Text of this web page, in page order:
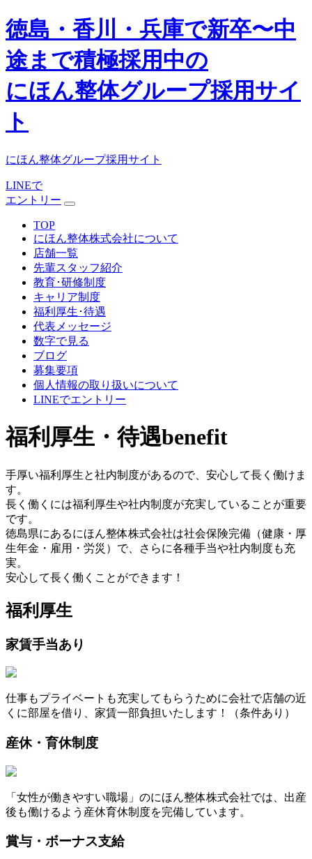
徳島・香川・兵庫で新卒〜中
途まで積極採用中の
にほん整体グループ採用サイ
ト
にほん整体グループ採用サイト
LINEで
エントリー
TOP
にほん整体株式会社について
店舗一覧
先輩スタッフ紹介
教育･研修制度
キャリア制度
福利厚生･待遇
代表メッセージ
数字で見る
ブログ
募集要項
個人情報の取り扱いについて
LINEでエントリー
福利厚生・待遇benefit
手厚い福利厚生と社内制度があるので、安心して長く働けま
す。
長く働くには福利厚生や社内制度が充実していることが重要
です。
徳島県にあるにほん整体株式会社は社会保険完備（健康・厚
生年金・雇用・労災）で、さらに各種手当や社内制度も充
実。
安心して長く働くことができます！
福利厚生
家賃手当あり
仕事もプライベートも充実してもらうために会社で店舗の近
くに部屋を借り、家賃一部負担いたします！（条件あり）
産休・育休制度
「女性が働きやすい職場」のにほん整体株式会社では、出産
後も働けるよう産休育休制度を完備しています。
賞与・ボーナス支給